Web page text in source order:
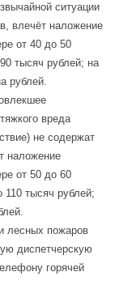
ситуации
влечёт наложение
от 40 до 50
тысяч рублей; на
рублей.
вреда
не содержат
наложение
от 50 до 60
тысяч рублей;
лесных пожаров
диспетчерскую
горячей